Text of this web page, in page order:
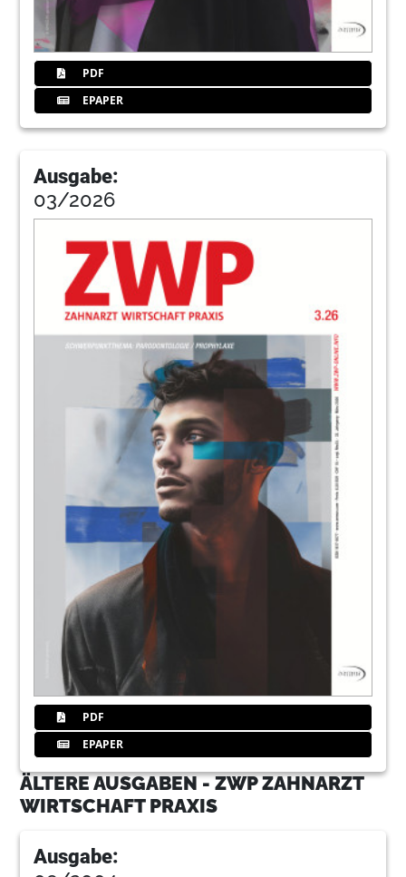
PDF
EPAPER
Ausgabe:
03/2026
PDF
EPAPER
ÄLTERE AUSGABEN - ZWP ZAHNARZT
WIRTSCHAFT PRAXIS
Ausgabe: